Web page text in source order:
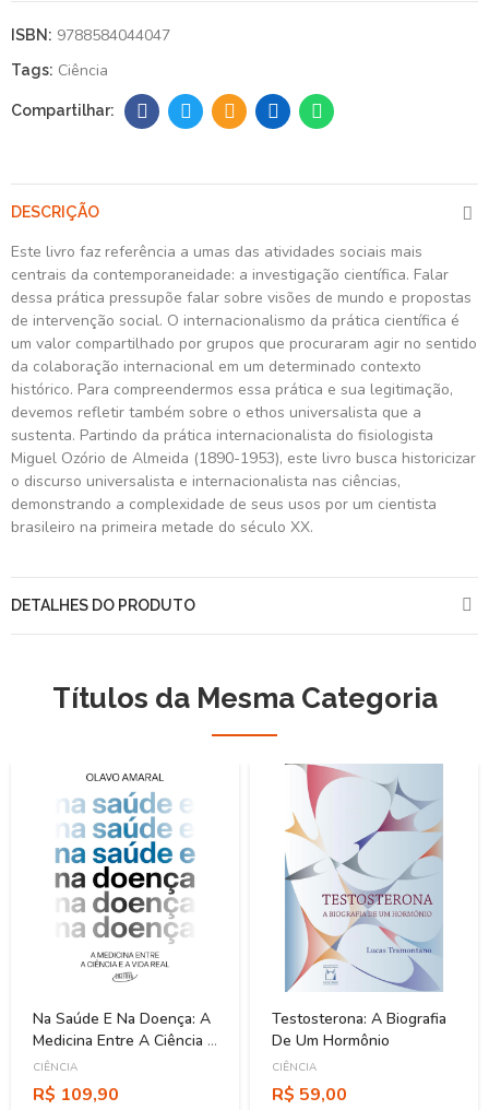
ISBN: 9788584044047
Tags: Ciência
DESCRIÇÃO
Este livro faz referência a umas das atividades sociais mais
centrais da contemporaneidade: a investigação científica. Falar
dessa prática pressupõe falar sobre visões de mundo e propostas
de intervenção social. O internacionalismo da prática científica é
um valor compartilhado por grupos que procuraram agir no sentido
da colaboração internacional em um determinado contexto
histórico. Para compreendermos essa prática e sua legitimação,
devemos refletir também sobre o ethos universalista que a
sustenta. Partindo da prática internacionalista do fisiologista
Miguel Ozório de Almeida (1890-1953), este livro busca historicizar
o discurso universalista e internacionalista nas ciências,
demonstrando a complexidade de seus usos por um cientista
brasileiro na primeira metade do século XX.
DETALHES DO PRODUTO
Títulos da Mesma Categoria
Na Saúde E Na Doença: A
Medicina Entre A Ciência E
A Vida Real
CIÊNCIA
R$ 109,90
Testosterona: A Biografia
De Um Hormônio
CIÊNCIA
R$ 59,00